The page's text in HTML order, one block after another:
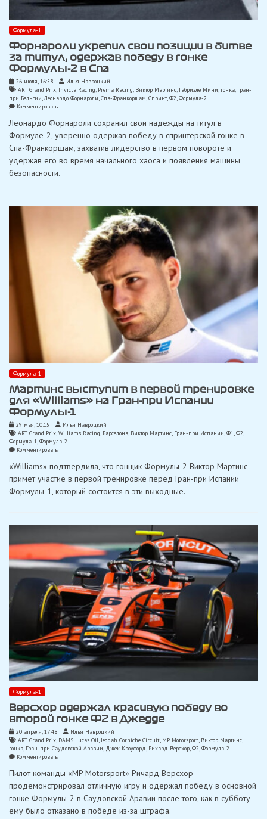
Формула-1
Форнароли укрепил свои позиции в битве
за титул, одержав победу в гонке
Формулы-2 в Спа
26 июля, 16:58
Илья Навроцкий
ART Grand Prix, Invicta Racing, Prema Racing, Виктор Мартинс, Габриэле Мини, гонка, Гран-
при Бельгии,Леонардо Форнароли,Спа-Франкоршам,Спринт,Ф2,Формула-2
Комментироватьon
укрепил
позиции
в
за
титул,
гонке
Леонардо Форнароли сохранил свои надежды на титул в
Формуле-2, уверенно одержав победу в спринтерской гонке в
Спа-Франкоршам, захватив лидерство в первом повороте и
удержав его во время начального хаоса и появления машины
безопасности.
Формула-1
Мартинс выступит в первой тренировке
для «Williams» на Гран-при Испании
Формулы-1
29 мая, 10:15
Илья Навроцкий
ART Grand Prix,Williams Racing, Барселона, Виктор Мартинс, Гран-при Испании,Ф1,Ф2
Формула-1,Формула-2
Комментироватьon
выступит
первой
тренировке
Гран-
Испании
Формулы-1
«Williams» подтвердила, что гонщик Формулы-2 Виктор Мартинс
примет участие в первой тренировке перед Гран-при Испании
Формулы-1, который состоится в эти выходные.
Формула-1
Версхор одержал красивую победу во
второй гонке Ф2 в Джедде
20 апреля, 17:48
Илья Навроцкий
ART Grand Prix, DAMS Lucas Oil,Jeddah Corniche Circuit, MP Motorsport, Виктор Мартинс
гонка, Гран-при Саудовской Аравии, Джек Кроуфорд, Рихард Версхор,Ф2,Формула-2
Комментироватьon
одержал
победу
во
гонке
Пилот команды «MP Motorsport» Ричард Версхор
продемонстрировал отличную игру и одержал победу в основной
гонке Формулы-2 в Саудовской Аравии после того, как в субботу
ему было отказано в победе из-за штрафа.